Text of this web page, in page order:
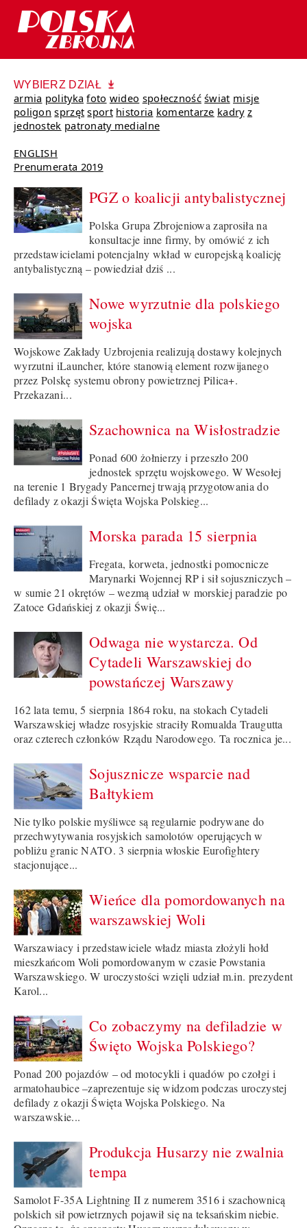
WYBIERZ DZIAŁ
armia polityka foto wideo społeczność świat misje
poligon sprzęt sport historia komentarze kadry z
jednostek patronaty medialne
ENGLISH
Prenumerata 2019
PGZ o koalicji antybalistycznej
Polska Grupa Zbrojeniowa zaprosiła na
konsultacje inne firmy, by omówić z ich
przedstawicielami potencjalny wkład w europejską koalicję
antybalistyczną – powiedział dziś ...
Nowe wyrzutnie dla polskiego
wojska
Wojskowe Zakłady Uzbrojenia realizują dostawy kolejnych
wyrzutni iLauncher, które stanowią element rozwijanego
przez Polskę systemu obrony powietrznej Pilica+.
Przekazani...
Szachownica na Wisłostradzie
Ponad 600 żołnierzy i przeszło 200
jednostek sprzętu wojskowego. W Wesołej
na terenie 1 Brygady Pancernej trwają przygotowania do
defilady z okazji Święta Wojska Polskieg...
Morska parada 15 sierpnia
Fregata, korweta, jednostki pomocnicze
Marynarki Wojennej RP i sił sojuszniczych –
w sumie 21 okrętów – wezmą udział w morskiej paradzie po
Zatoce Gdańskiej z okazji Świę...
Odwaga nie wystarcza. Od
Cytadeli Warszawskiej do
powstańczej Warszawy
162 lata temu, 5 sierpnia 1864 roku, na stokach Cytadeli
Warszawskiej władze rosyjskie straciły Romualda Traugutta
oraz czterech członków Rządu Narodowego. Ta rocznica je...
Sojusznicze wsparcie nad
Bałtykiem
Nie tylko polskie myśliwce są regularnie podrywane do
przechwytywania rosyjskich samolotów operujących w
pobliżu granic NATO. 3 sierpnia włoskie Eurofightery
stacjonujące...
Wieńce dla pomordowanych na
warszawskiej Woli
Warszawiacy i przedstawiciele władz miasta złożyli hołd
mieszkańcom Woli pomordowanym w czasie Powstania
Warszawskiego. W uroczystości wzięli udział m.in. prezydent
Karol...
Co zobaczymy na defiladzie w
Święto Wojska Polskiego?
Ponad 200 pojazdów – od motocykli i quadów po czołgi i
armatohaubice –zaprezentuje się widzom podczas uroczystej
defilady z okazji Święta Wojska Polskiego. Na
warszawskie...
Produkcja Husarzy nie zwalnia
tempa
Samolot F-35A Lightning II z numerem 3516 i szachownicą
polskich sił powietrznych pojawił się na teksańskim niebie.